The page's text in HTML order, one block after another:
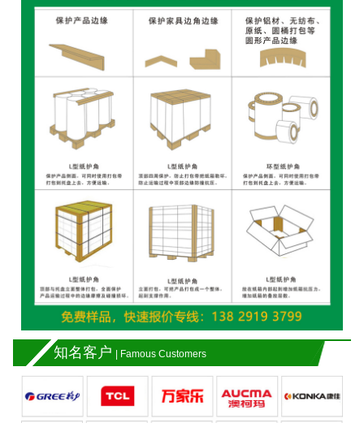
知名客户 | Famous Customers